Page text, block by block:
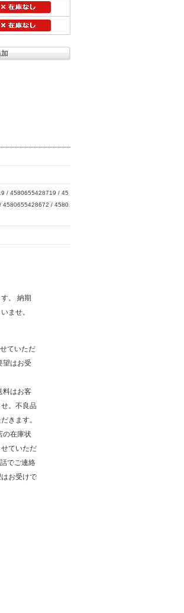
/ 4580655428719 / 45
4580655428672 / 4580
。 納期
ませ。
ていただ
望はお受
料はお客
。不良品
きます。
の在庫状
ていただ
でご連絡
お受けで